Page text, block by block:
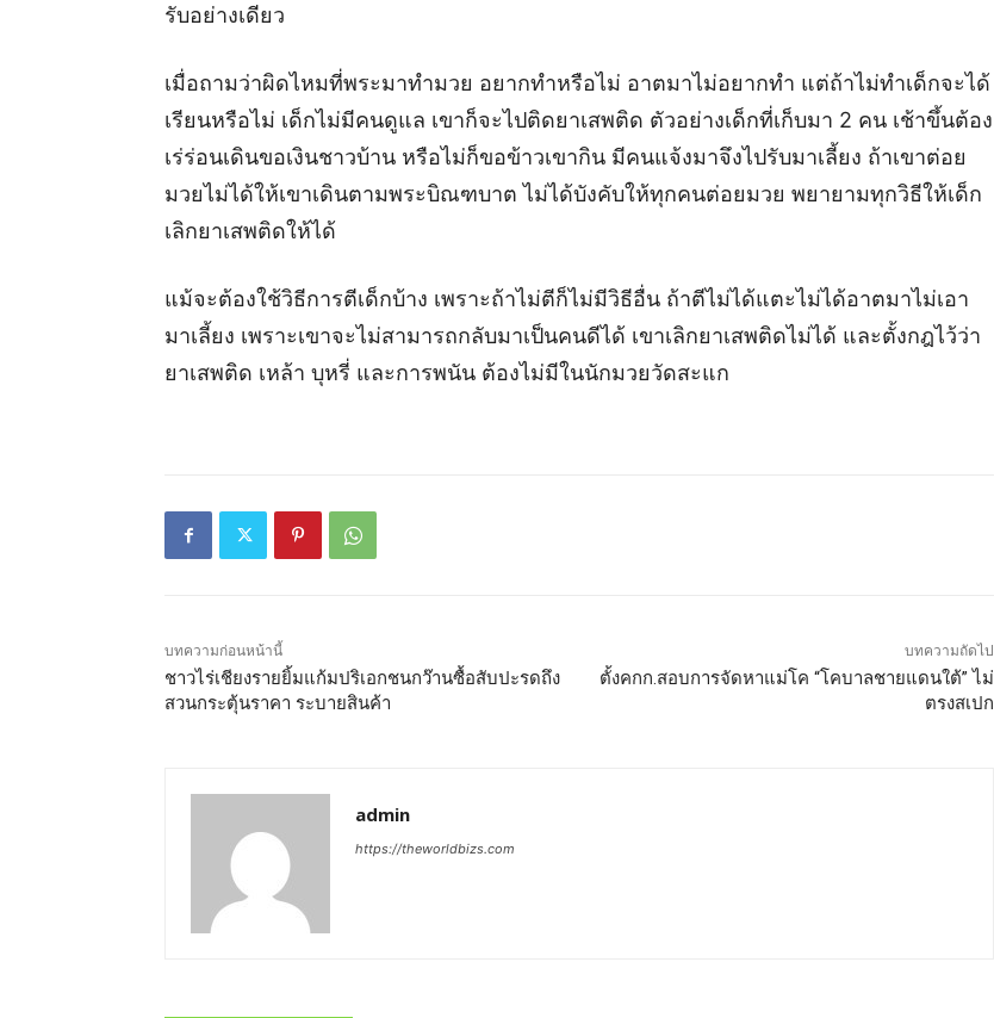
รับอย่างเดียว
เมื่อถามว่าผิดไหมที่พระมาทำมวย อยากทำหรือไม่ อาตมาไม่อยากทำ แต่ถ้าไม่ทำเด็กจะได้
เรียนหรือไม่ เด็กไม่มีคนดูแล เขาก็จะไปติดยาเสพติด ตัวอย่างเด็กที่เก็บมา 2 คน เช้าขึ้นต้อง
เร่ร่อนเดินขอเงินชาวบ้าน หรือไม่ก็ขอข้าวเขากิน มีคนแจ้งมาจึงไปรับมาเลี้ยง ถ้าเขาต่อย
มวยไม่ได้ให้เขาเดินตามพระบิณฑบาต ไม่ได้บังคับให้ทุกคนต่อยมวย พยายามทุกวิธีให้เด็ก
เลิกยาเสพติดให้ได้
แม้จะต้องใช้วิธีการตีเด็กบ้าง เพราะถ้าไม่ตีก็ไม่มีวิธีอื่น ถ้าตีไม่ได้แตะไม่ได้อาตมาไม่เอา
มาเลี้ยง เพราะเขาจะไม่สามารถกลับมาเป็นคนดีได้ เขาเลิกยาเสพติดไม่ได้ และตั้งกฎไว้ว่า
ยาเสพติด เหล้า บุหรี่ และการพนัน ต้องไม่มีในนักมวยวัดสะแก
บทความก่อนหน้านี้
ชาวไร่เชียงรายยิ้มแก้มปริเอกชนกว๊านซื้อสับปะรดถึง
สวนกระตุ้นราคา ระบายสินค้า
บทความถัดไป
ตั้งคกก.สอบการจัดหาแม่โค “โคบาลชายแดนใต้” ไม่
ตรงสเปก
admin
https://theworldbizs.com